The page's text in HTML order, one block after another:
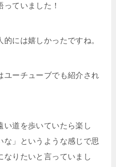
っていました！
には嬉しかったですね。
ユーチューブでも紹介され
い道を歩いていたら楽し
な」というような感じで思
なりたいと言っていまし